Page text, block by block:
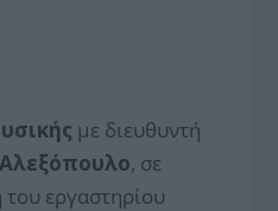
με διευθυντή
, σε
εργαστηρίου